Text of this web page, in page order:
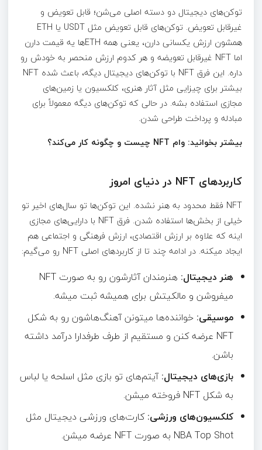
توکن‌های دیجیتال دو دسته اصلی می‌شن؛ قابل تعویض و
غیرقابل تعویض. توکن‌های قابل تعویض مثل USDT یا ETH
همشون ارزش یکسانی دارن، یعنی همه ETHها یه قیمت دارن
اما NFT غیرقابل تعویضه و هر کدوم ارزش منحصر به خودش رو
داره. این فرق NFT با توکن‌های دیجیتال دیگه، باعث شده NFT
بیشتر برای چیزایی مثل آثار هنری، کلکسیون یا زمین‌های
مجازی استفاده بشه. در حالی که توکن‌های دیگه معمولاً برای
مبادله و پرداخت طراحی شدن.
بیشتر بخوانید: وام NFT چیست و چگونه کار می‌کند؟
کاربردهای NFT در دنیای امروز
NFT فقط محدود به هنر نشده. این توکن‌ها تو سال‌های اخیر تو
خیلی از بخش‌ها استفاده شدن. فرق NFT با دارایی‌های مجازی
اینه که علاوه بر ارزش اقتصادی، ارزش فرهنگی و اجتماعی هم
ایجاد میکنه. در ادامه چند تا از کاربردهای اصلی NFT رو می‌گیم:
هنر دیجیتال:
هنرمندان آثارشون رو به صورت NFT
میفروشن و مالکیتش برای همیشه ثبت میشه.
موسیقی: خواننده‌ها میتونن آهنگ‌هاشون رو به شکل
NFT عرضه کنن و مستقیم از طرف طرفدارا درآمد داشته
باشن.
بازی‌های دیجیتال:آیتم‌های تو بازی مثل اسلحه یا لباس
به شکل NFT فروخته میشن.
کلکسیون‌های ورزشی:کارت‌های ورزشی دیجیتال مثل
NBA Top Shot به صورت NFT عرضه میشن.